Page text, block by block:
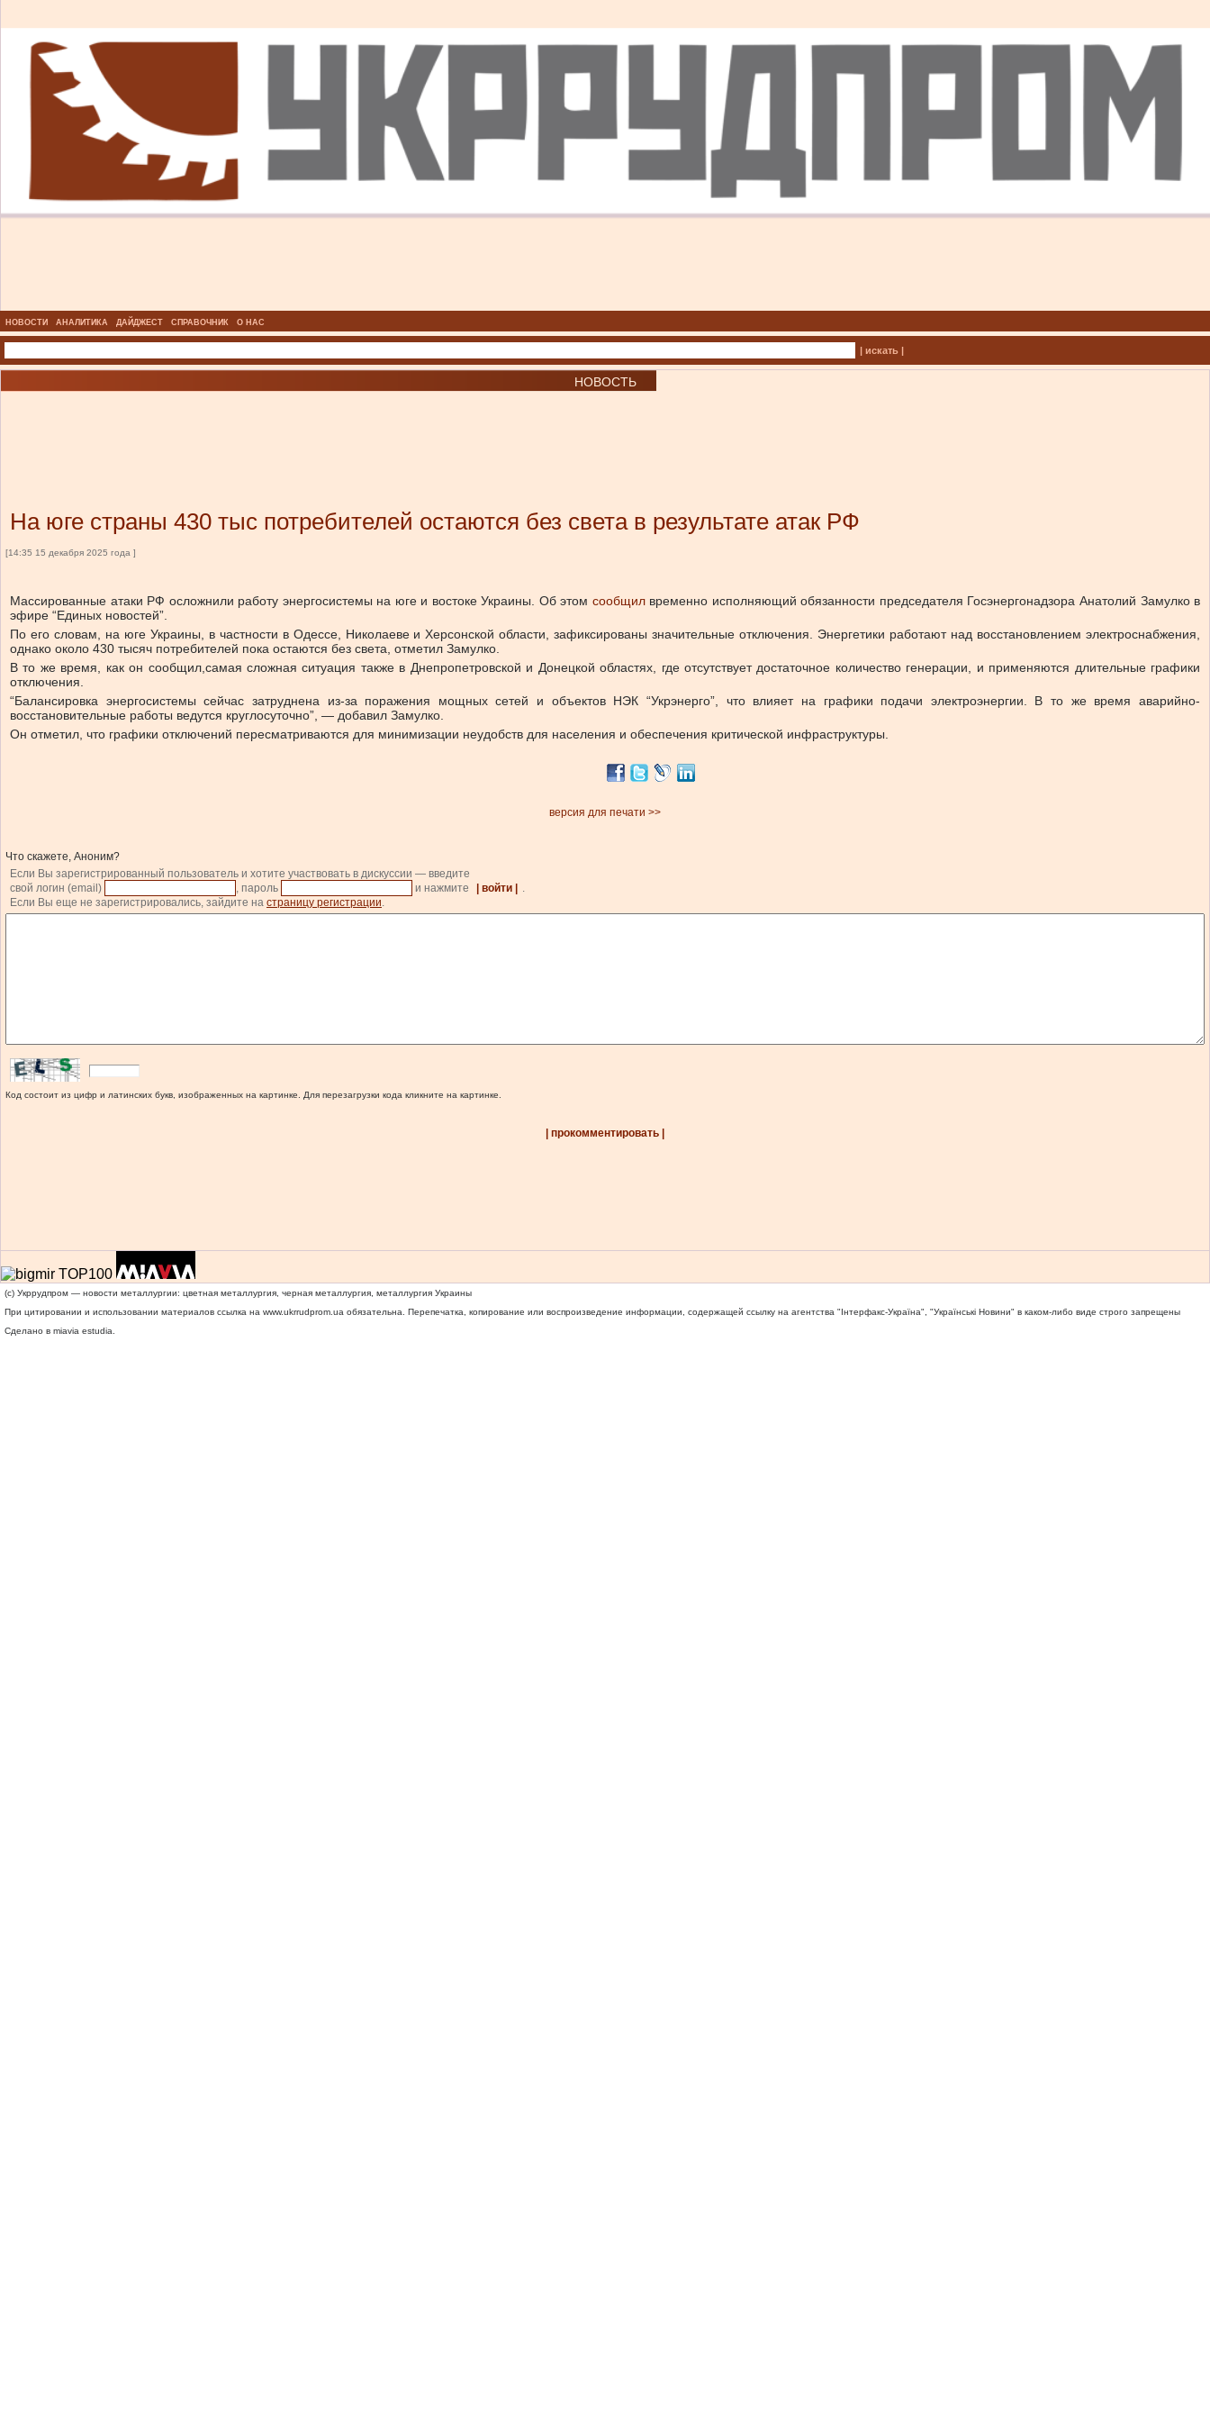
НОВОСТИ АНАЛИТИКА ДАЙДЖЕСТ СПРАВОЧНИК О НАС
| искать |
НОВОСТЬ
На юге страны 430 тыс потребителей остаются без света в результате атак РФ
[14:35 15 декабря 2025 года ]
Массированные атаки РФ осложнили работу энергосистемы на юге и востоке Украины. Об этом сообщил временно исполняющий обязанности председателя Госэнергонадзора Анатолий Замулков
эфире “Единых новостей”.
По его словам, на юге Украины, в частности в Одессе, Николаеве и Херсонской области, зафиксированы значительные отключения. Энергетики работают над восстановлением электроснабжения,
однако около 430 тысяч потребителей пока остаются без света, отметил Замулко.
В то же время, как он сообщил, самая сложная ситуация также в Днепропетровской и Донецкой областях, где отсутствует достаточное количество генерации, и применяются длительные графики
отключения.
“Балансировка энергосистемы сейчас затруднена из-за поражения мощных сетей и объектов НЭК “Укрэнерго”, что влияет на графики подачи электроэнергии. В то же время аварийно-
восстановительные работы ведутся круглосуточно”, — добавил Замулко.
Он отметил, что графики отключений пересматриваются для минимизации неудобств для населения и обеспечения критической инфраструктуры.
версия для печати >>
Что скажете, Аноним?
Если Вы зарегистрированный пользователь и хотите участвовать в дискуссии — введите
свой логин (email)
, пароль и нажмите | войти |
.
Если Вы еще не зарегистрировались, зайдите на страницу регистрации.
Код состоит из цифр и латинских букв, изображенных на картинке. Для перезагрузки кода кликните на картинке.
| прокомментировать |
(c) Укррудпром — новости металлургии: цветная металлургия, черная металлургия, металлургия Украины
При цитировании и использовании материалов ссылка на www.ukrrudprom.ua обязательна. Перепечатка, копирование или воспроизведение информации, содержащей ссылку на агентства "Iнтерфакс-Україна", "Українськi Новини" в каком-либо виде строго запрещены
Сделано в miavia estudia.